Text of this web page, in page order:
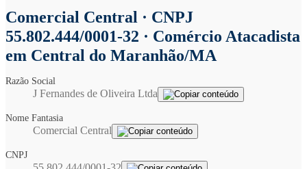
Comercial Central · CNPJ
55.802.444/0001-32 · Comércio Atacadista
em Central do Maranhão/MA
Razão Social
J Fernandes de Oliveira Ltda
Nome Fantasia
Comercial Central
CNPJ